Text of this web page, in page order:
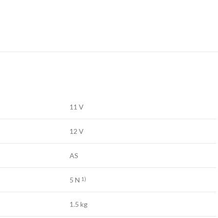
11 V
12 V
AS
5 N 1)
1.5 kg